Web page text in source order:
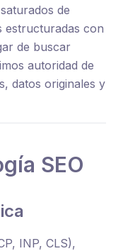
de
estructuradas con
de buscar
autoridad de
datos originales y
SEO
INP, CLS),